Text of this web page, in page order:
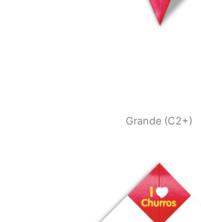
Grande (C2+)